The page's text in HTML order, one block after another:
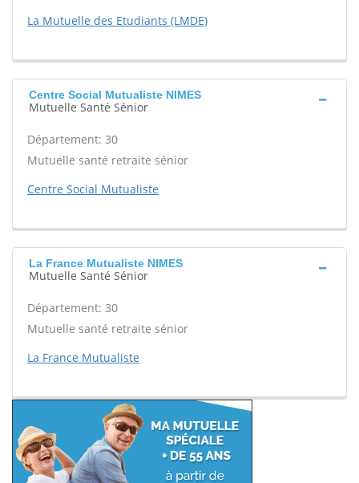
La Mutuelle des Etudiants (LMDE)
Centre Social Mutualiste NIMES
Mutuelle Santé Sénior
Département: 30
Mutuelle santé retraite sénior
Centre Social Mutualiste
La France Mutualiste NIMES
Mutuelle Santé Sénior
Département: 30
Mutuelle santé retraite sénior
La France Mutualiste